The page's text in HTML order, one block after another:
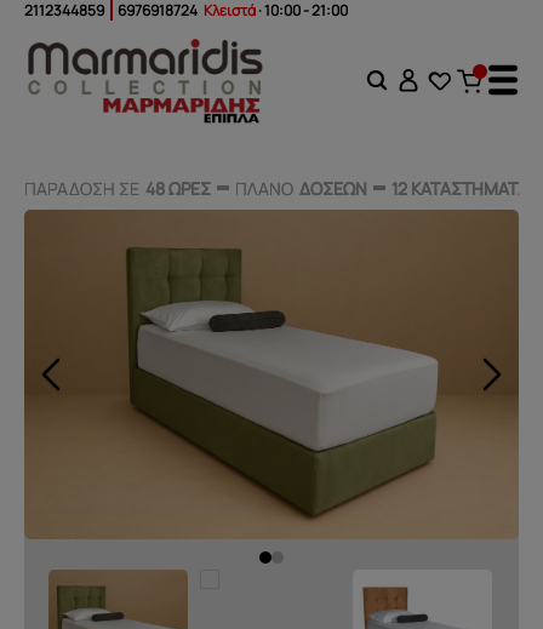
2112344859 6976918724 Κλειστά· 10:00 - 21:00
ΠΑΡΑΔΟΣΗ ΣΕ 48 ΩΡΕΣ ΠΛΑΝΟ ΔΟΣΕΩΝ 12 ΚΑΤΑΣΤΗΜΑΤΑ
ΠΑΡΑΔΟΣΗ ΣΕ 48 ΩΡΕΣ ΠΛΑΝΟ ΔΟΣΕΩΝ 12 ΚΑΤΑΣΤΗΜΑΤΑ